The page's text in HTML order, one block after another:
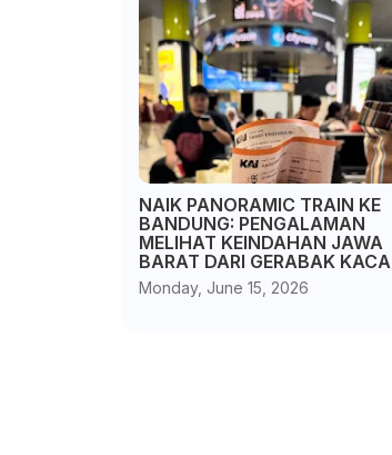
NAIK PANORAMIC TRAIN KE
BANDUNG: PENGALAMAN
MELIHAT KEINDAHAN JAWA
BARAT DARI GERABAK KACA
Monday, June 15, 2026